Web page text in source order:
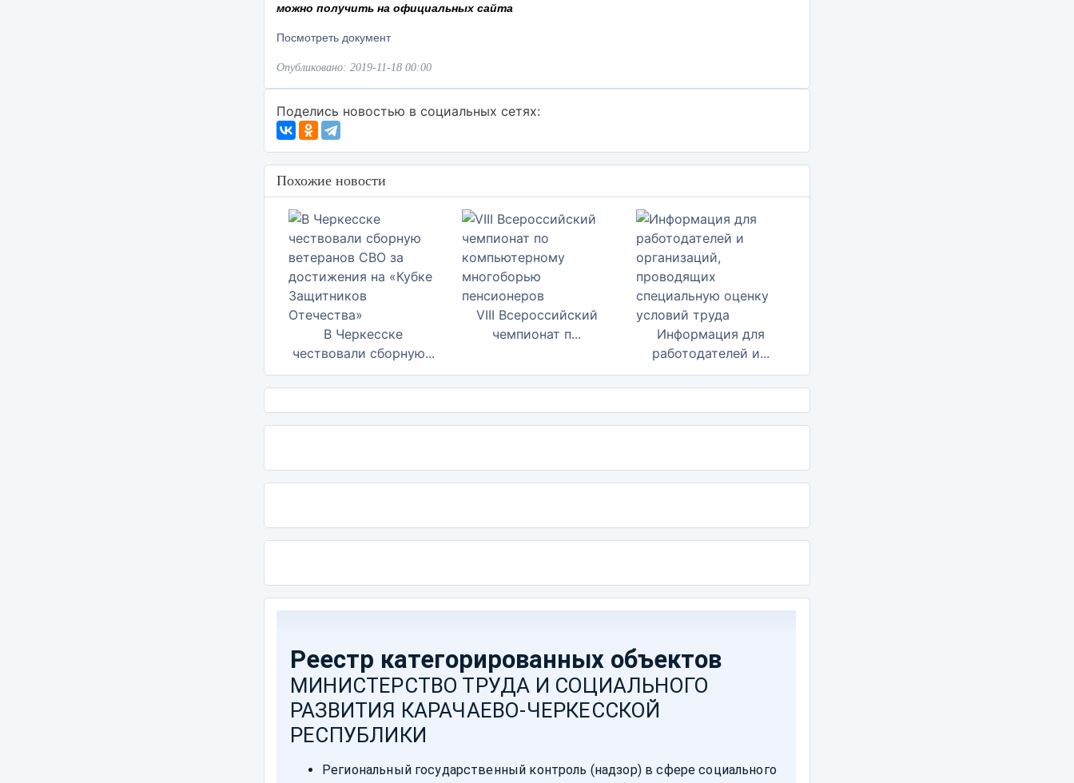
можно получить на официальных сайта
Посмотреть документ
Опубликовано: 2019-11-18 00:00
Поделись новостью в социальных сетях:
Похожие новости
В Черкесске
чествовали сборную...
VIII Всероссийский
чемпионат п...
Информация для
работодателей и...